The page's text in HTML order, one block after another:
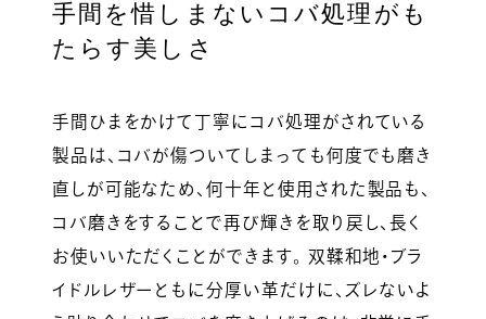
手間を惜しまないコバ処理がも
たらす美しさ
手間ひまをかけて丁寧にコバ処理がされている
製品は、コバが傷ついてしまっても何度でも磨き
直しが可能なため、何十年と使用された製品も、
コバ磨きをすることで再び輝きを取り戻し、長く
お使いいただくことができます。 双鞣和地・ブラ
イドルレザーともに分厚い革だけに、ズレないよ